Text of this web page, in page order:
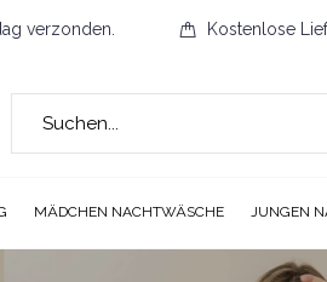
MÄDCHEN NACHTWÄSCHE JUNGEN
verzonden. Kostenlose